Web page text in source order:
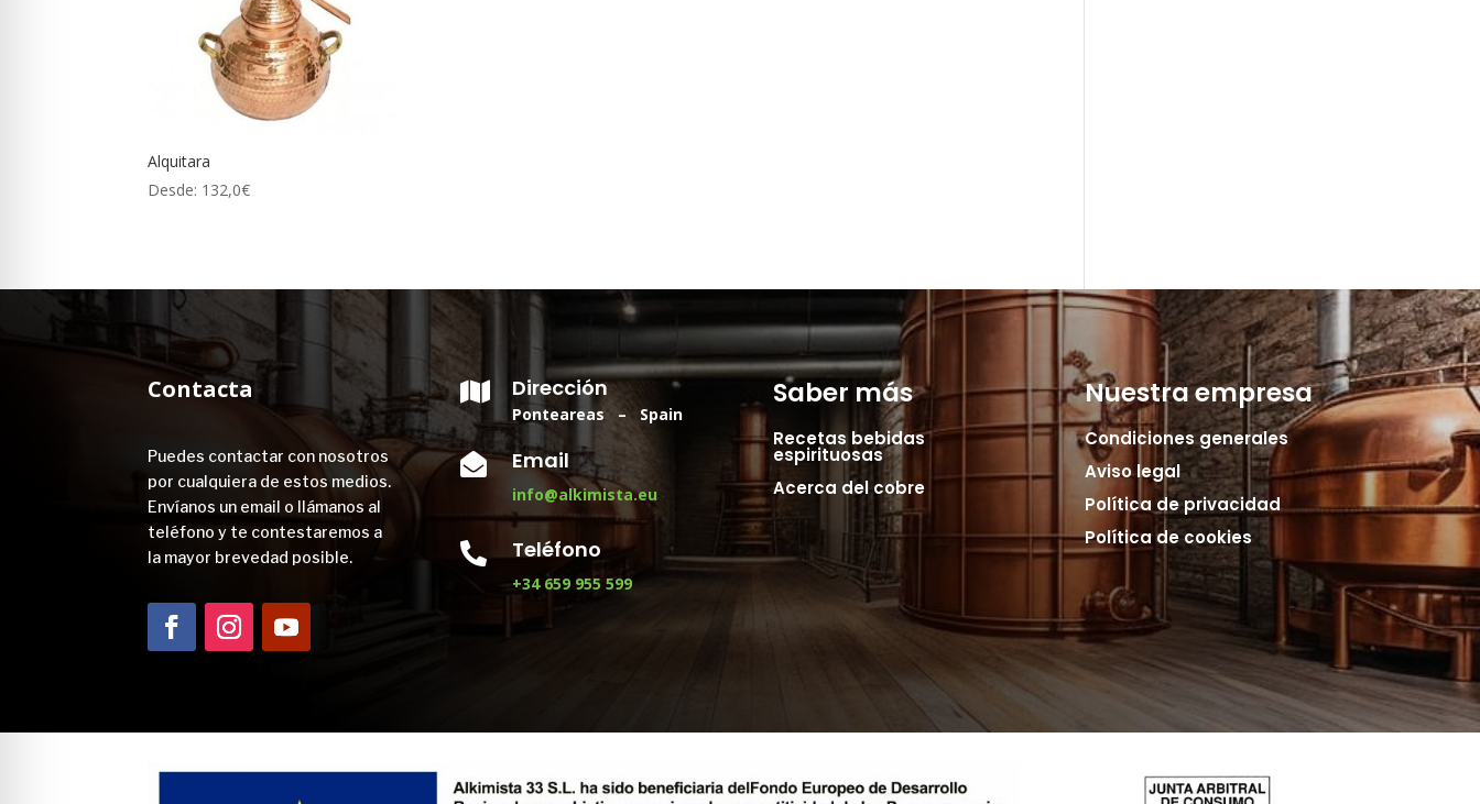
Alquitara
Desde: 132,0€
Contacta
Puedes contactar con nosotros
por cualquiera de estos medios.
Envíanos un email o llámanos al
teléfono y te contestaremos a
la mayor brevedad posible.
 Dirección
Ponteareas – Spain
 Email
info@alkimista.eu
 Teléfono
+34 659 955 599
Saber más
Recetas bebidas
espirituosas
Acerca del cobre
Nuestra empresa
Condiciones generales
Aviso legal
Política de privacidad
Política de cookies